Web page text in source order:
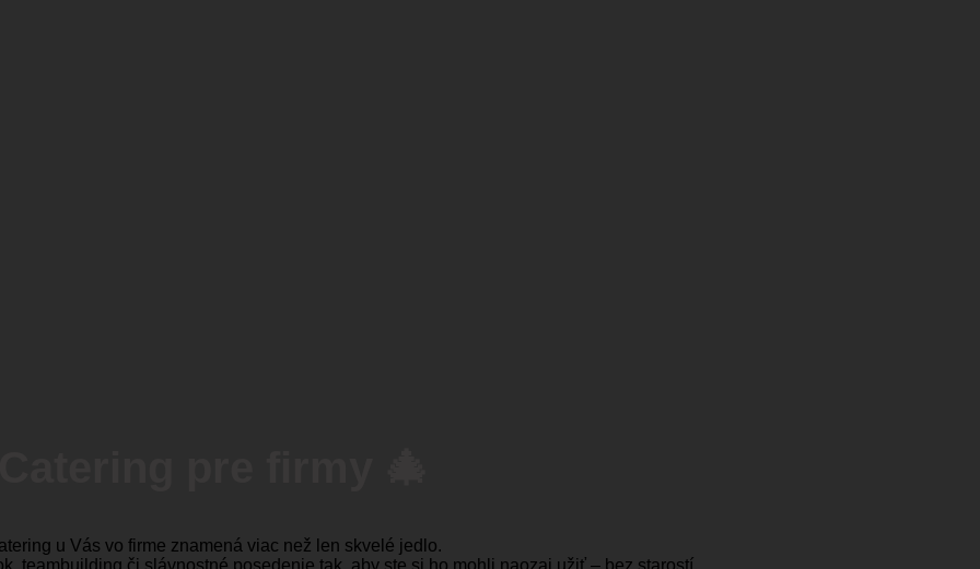
u Vás vo firme znamená viac než len skvelé jedlo.
teambuilding či slávnostné posedenie tak, aby ste si ho mohli naozaj užiť – bez starostí.